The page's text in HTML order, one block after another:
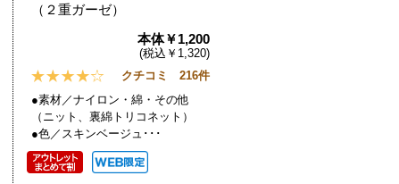
（２重ガーゼ）
本体￥1,200
(税込￥1,320)
クチコミ 216件
●素材／ナイロン・綿・その他
（ニット、裏綿トリコネット）
●色／スキンベージュ･･･